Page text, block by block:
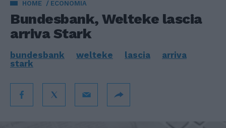
HOME ECONOMIA
Bundesbank, Welteke lascia
arriva Stark
bundesbank welteke lascia
arriva
stark